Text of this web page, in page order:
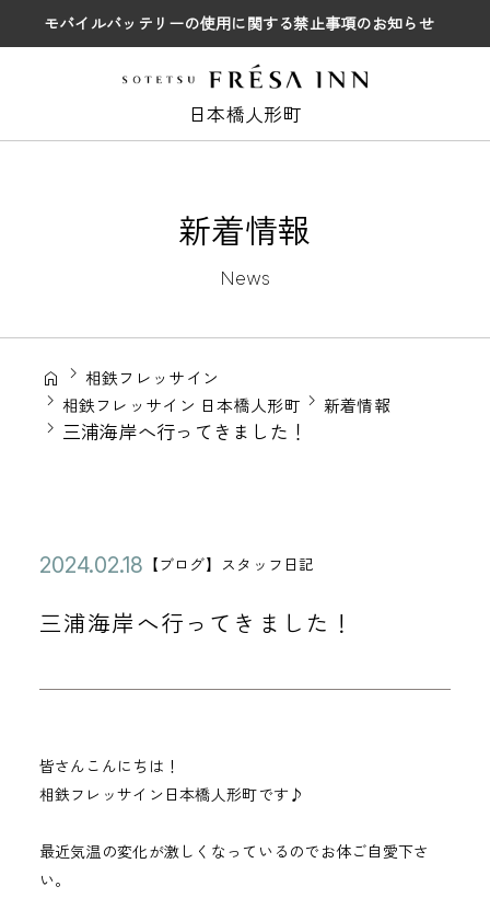
モバイルバッテリーの使用に関する禁止事項のお知らせ
日本橋人形町
新着情報
News
相鉄フレッサイン
相鉄フレッサイン 日本橋人形町
新着情報
三浦海岸へ行ってきました！
三浦海岸へ行ってきました！
公
日
2
2
年
2
月
8
日
カ
テ
【ブログ】スタッフ日記
皆さんこんにちは！
相鉄フレッサイン日本橋人形町です♪
最近気温の変化が激しくなっているのでお体ご自愛下さ
い。